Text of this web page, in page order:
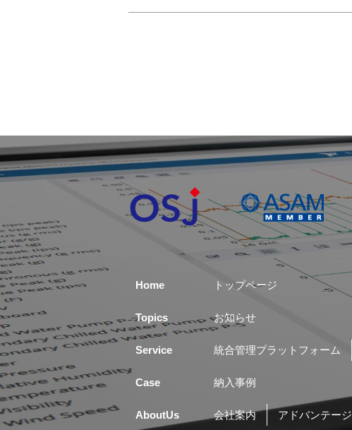
Home トップページ
Topics お知らせ
Service 統合管理プラットフォーム
Case 納入事例
AboutUs 会社案内 アドバンテージ